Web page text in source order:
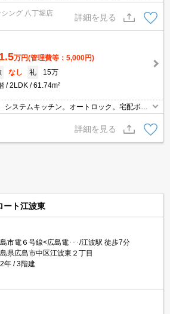
でセキュリティーは安心♪不在時にも安心の
き機能など水回り設備充実♪都市ガスで経済
ンビニがありますのでお買い物らくらく♪
ング 八丁堀店
詳細を見る
万円(管理費等：5,000円)
なし 礼
15万
2LDK 61.74m²
システムキッチン。オートロック。宅配ボッ
詳細を見る
ート江波東
市電６号線<広島電･･･/江波駅 徒歩7分
県広島市中区江波東２丁目
年
3階建